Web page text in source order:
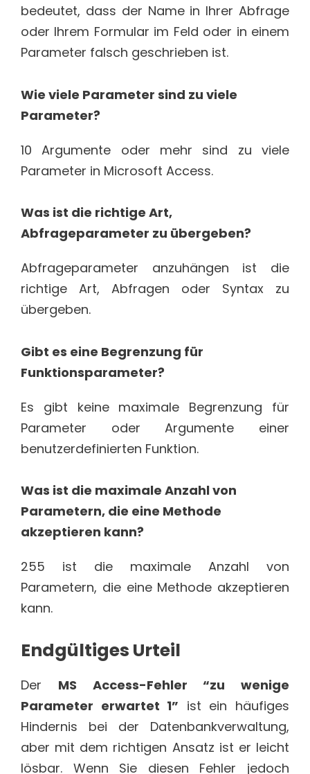
bedeutet, dass der Name in Ihrer Abfrage
oder Ihrem Formular im Feld oder in einem
Parameter falsch geschrieben ist.
Wie viele Parameter sind zu viele
Parameter?
10 Argumente oder mehr sind zu viele
Parameter in Microsoft Access.
Was ist die richtige Art,
Abfrageparameter zu übergeben?
Abfrageparameter anzuhängen ist die
richtige Art, Abfragen oder Syntax zu
übergeben.
Gibt es eine Begrenzung für
Funktionsparameter?
Es gibt keine maximale Begrenzung für
Parameter oder Argumente einer
benutzerdefinierten Funktion.
Was ist die maximale Anzahl von
Parametern, die eine Methode
akzeptieren kann?
255 ist die maximale Anzahl von
Parametern, die eine Methode akzeptieren
kann.
Endgültiges Urteil
Der MS Access-Fehler “zu wenige
Parameter erwartet 1” ist ein häufiges
Hindernis bei der Datenbankverwaltung,
aber mit dem richtigen Ansatz ist er leicht
lösbar. Wenn Sie diesen Fehler jedoch